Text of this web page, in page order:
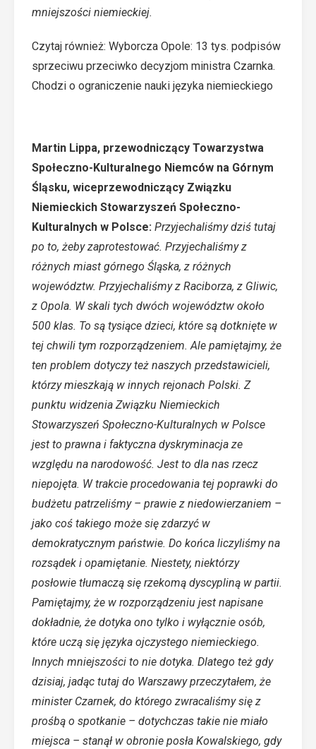
mniejszości niemieckiej.
Czytaj również: Wyborcza Opole: 13 tys. podpisów
sprzeciwu przeciwko decyzjom ministra Czarnka.
Chodzi o ograniczenie nauki języka niemieckiego
Martin Lippa, przewodniczący Towarzystwa
Społeczno-Kulturalnego Niemców na Górnym
Śląsku, wiceprzewodniczący Związku
Niemieckich Stowarzyszeń Społeczno-
Kulturalnych w Polsce: Przyjechaliśmy dziś tutaj
po to, żeby zaprotestować. Przyjechaliśmy z
różnych miast górnego Śląska, z różnych
województw. Przyjechaliśmy z Raciborza, z Gliwic,
z Opola. W skali tych dwóch województw około
500 klas. To są tysiące dzieci, które są dotknięte w
tej chwili tym rozporządzeniem. Ale pamiętajmy, że
ten problem dotyczy też naszych przedstawicieli,
którzy mieszkają w innych rejonach Polski. Z
punktu widzenia Związku Niemieckich
Stowarzyszeń Społeczno-Kulturalnych w Polsce
jest to prawna i faktyczna dyskryminacja ze
względu na narodowość. Jest to dla nas rzecz
niepojęta. W trakcie procedowania tej poprawki do
budżetu patrzeliśmy – prawie z niedowierzaniem –
jako coś takiego może się zdarzyć w
demokratycznym państwie. Do końca liczyliśmy na
rozsądek i opamiętanie. Niestety, niektórzy
posłowie tłumaczą się rzekomą dyscypliną w partii.
Pamiętajmy, że w rozporządzeniu jest napisane
dokładnie, że dotyka ono tylko i wyłącznie osób,
które uczą się języka ojczystego niemieckiego.
Innych mniejszości to nie dotyka. Dlatego też gdy
dzisiaj, jadąc tutaj do Warszawy przeczytałem, że
minister Czarnek, do którego zwracaliśmy się z
prośbą o spotkanie – dotychczas takie nie miało
miejsca – stanął w obronie posła Kowalskiego, gdy